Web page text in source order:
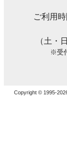
ご利用
（土・
※受
Copyright © 1995-